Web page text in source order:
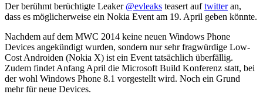
Der berühmt berüchtigte Leaker @evleaks teasert auftwitteran,
dass es möglicherweise ein Nokia Event am 19. April geben könnte.
Nachdem auf dem MWC 2014 keine neuen Windows Phone
Devices angekündigt wurden, sondern nur sehr fragwürdige Low-
Cost Androiden (Nokia X) ist ein Event tatsächlich überfällig.
Zudem findet Anfang April die Microsoft Build Konferenz statt, bei
der wohl Windows Phone 8.1 vorgestellt wird. Noch ein Grund
mehr für neue Devices.